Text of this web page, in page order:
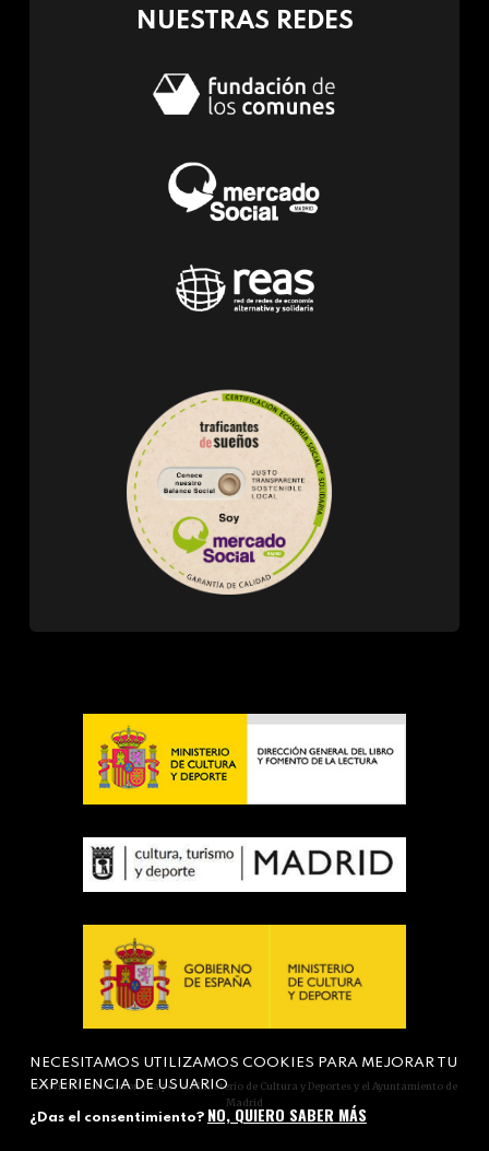
NUESTRAS REDES
Actividad subvencionada por el Ministerio de Cultura y Deportes y el Ayuntamiento de
Madrid
NECESITAMOS UTILIZAMOS COOKIES PARA MEJORAR TU
EXPERIENCIA DE USUARIO
¿Das el consentimiento? NO, QUIERO SABER MÁS